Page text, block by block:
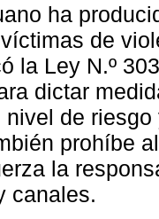
ha
de
la Ley N.º
dictar
nivel de
prohíbe
la
canales.